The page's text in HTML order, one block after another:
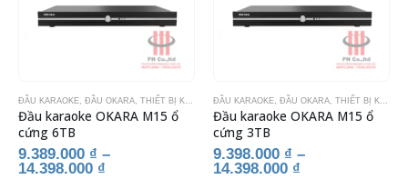
ĐẦU KARAOKE, ĐẦU OKARA, THIẾT BỊ KARAOKE
Đầu karaoke OKARA M15 ổ
cứng 6TB
9.389.000 ₫ –
14.398.000 ₫
ĐẦU KARAOKE, ĐẦU OKARA, THIẾT BỊ KARAOKE
Đầu karaoke OKARA M15 ổ
cứng 3TB
9.398.000 ₫ –
14.398.000 ₫